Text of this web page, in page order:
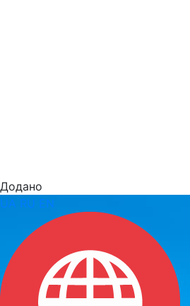
Додано
UA RU EN